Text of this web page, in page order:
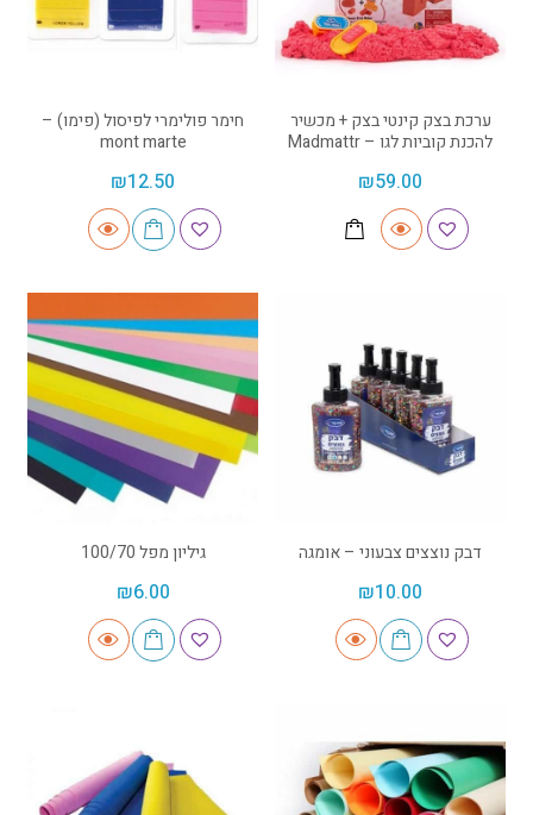
ערכת בצק קינטי בצק + מכשיר
להכנת קוביות לגו – Madmattr
₪59.00
חימר פולימרי לפיסול (פימו) –
mont marte
₪12.50
דבק נוצצים צבעוני – אומגה
₪10.00
גיליון מפל 100/70
₪6.00